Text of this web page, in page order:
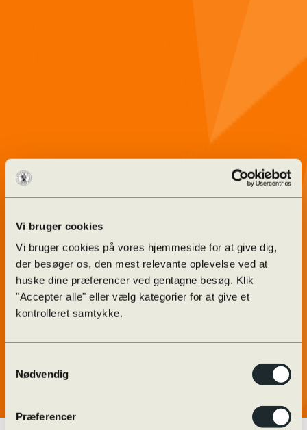
Vi bruger cookies
Vi bruger cookies på vores hjemmeside for at give dig,
der besøger os, den mest relevante oplevelse ved at
huske dine præferencer ved gentagne besøg. Klik
"Accepter alle" eller vælg kategorier for at give et
kontrolleret samtykke.
Nødvendig
Præferencer